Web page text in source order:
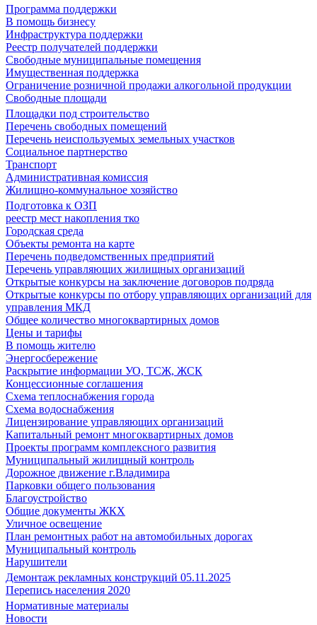
Программа поддержки
В помощь бизнесу
Инфраструктура поддержки
Реестр получателей поддержки
Свободные муниципальные помещения
Имущественная поддержка
Ограничение розничной продажи алкогольной продукции
Свободные площади
Площадки под строительство
Перечень свободных помещений
Перечень неиспользуемых земельных участков
Социальное партнерство
Транспорт
Административная комиссия
Жилищно-коммунальное хозяйство
Подготовка к ОЗП
реестр мест накопления тко
Городская среда
Объекты ремонта на карте
Перечень подведомственных предприятий
Перечень управляющих жилищных организаций
Открытые конкурсы на заключение договоров подряда
Открытые конкурсы по отбору управляющих организаций для
управления МКД
Общее количество многоквартирных домов
Цены и тарифы
В помощь жителю
Энергосбережение
Раскрытие информации УО, ТСЖ, ЖСК
Концессионные соглашения
Схема теплоснабжения города
Схема водоснабжения
Лицензирование управляющих организаций
Капитальный ремонт многоквартирных домов
Проекты программ комплексного развития
Муниципальный жилищный контроль
Дорожное движение г.Владимира
Парковки общего пользования
Благоустройство
Общие документы ЖКХ
Уличное освещение
План ремонтных работ на автомобильных дорогах
Муниципальный контроль
Нарушители
Демонтаж рекламных конструкций 05.11.2025
Перепись населения 2020
Нормативные материалы
Новости